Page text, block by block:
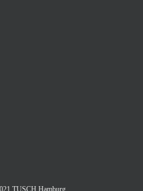
TUSCH Hamburg